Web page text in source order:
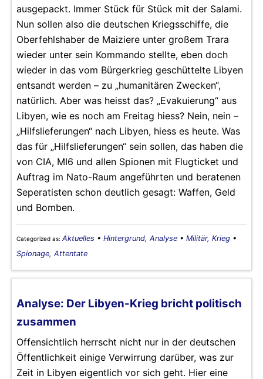
ausgepackt. Immer Stück für Stück mit der Salami.
Nun sollen also die deutschen Kriegsschiffe, die
Oberfehlshaber de Maiziere unter großem Trara
wieder unter sein Kommando stellte, eben doch
wieder in das vom Bürgerkrieg geschüttelte Libyen
entsandt werden – zu „humanitären Zwecken“,
natürlich. Aber was heisst das? „Evakuierung“ aus
Libyen, wie es noch am Freitag hiess? Nein, nein –
„Hilfslieferungen“ nach Libyen, hiess es heute. Was
das für „Hilfslieferungen“ sein sollen, das haben die
von CIA, MI6 und allen Spionen mit Flugticket und
Auftrag im Nato-Raum angeführten und beratenen
Seperatisten schon deutlich gesagt: Waffen, Geld
und Bomben.
Categorized as: Aktuelles • Hintergrund, Analyse • Militär, Krieg •
Spionage, Attentate
Analyse: Der Libyen-Krieg bricht politisch
zusammen
Offensichtlich herrscht nicht nur in der deutschen
Öffentlichkeit einige Verwirrung darüber, was zur
Zeit in Libyen eigentlich vor sich geht. Hier eine